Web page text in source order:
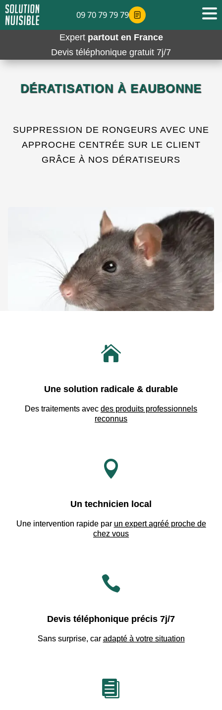
Expert partout en France
Devis téléphonique gratuit 7j/7
DÉRATISATION À EAUBONNE
SUPPRESSION DE RONGEURS AVEC UNE
APPROCHE CENTRÉE SUR LE CLIENT
GRÂCE À NOS DÉRATISEURS

Une solution radicale & durable
Des traitements avec des produits professionnels
reconnus

Un technicien local
Une intervention rapide par un expert agréé proche de
chez vous

Devis téléphonique précis 7j/7
Sans surprise, car adapté à votre situation

09 70 79 79 79